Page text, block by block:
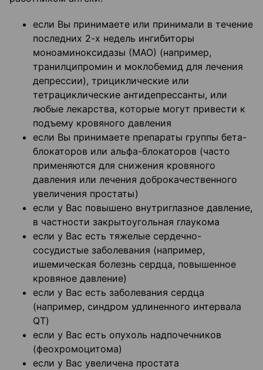
если Вы принимаете или принимали в течение
последних 2-х недель ингибиторы
моноаминоксидазы (МАО) (например,
транилципромин и моклобемид для лечения
депрессии), трициклические или
тетрациклические антидепрессанты, или
любые лекарства, которые могут привести к
подъему кровяного давления
если Вы принимаете препараты группы бета-
блокаторов или альфа-блокаторов (часто
применяются для снижения кровяного
давления или лечения доброкачественного
увеличения простаты)
если у Вас повышено внутриглазное давление,
в частности закрытоугольная глаукома
если у Вас есть тяжелые сердечно-
сосудистые заболевания (например,
ишемическая болезнь сердца, повышенное
кровяное давление)
если у Вас есть заболевания сердца
(например, синдром удлиненного интервала
QT)
если у Вас есть опухоль надпочечников
(феохромоцитома)
если у Вас увеличена простата